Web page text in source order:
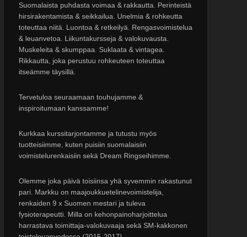
Suomalaista puhdasta voimaa & rakkautta. Perinteistä
hirsirakentamista & seikkailua. Unelmia & rohkeutta
toteuttaa niitä. Luontoa & retkeilyä. Rengasvoimistelua
& leuanvetoa. Liikuntakursseja & valokuvausta.
Muskeleita & skumppaa. Suklaata & vintagea.
Rikkautta, joka perustuu rohkeuteen toteuttaa
itseämme täysillä.
Tervetuloa seuraamaan touhujamme &
inspiroitumaan kanssamme!
Kurkkaa kurssitarjontamme ja tutustu myös
tuotteisiimme, kuten puisiin suomalaisiin
voimistelurenkaisiin sekä Dream Ringseihimme.
Olemme joka päivä toisiinsa yhä syvemmin rakastunut
pari. Markku on maajoukkuetelinevoimistelija,
renkaiden 9 x Suomen mestari ja tuleva
fysioterapeutti. Milla on kehonpainoharjoittelua
harrastava toimittaja-valokuvaaja sekä SM-kakkonen